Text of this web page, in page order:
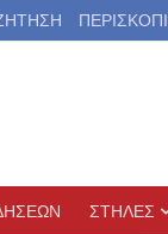
ΣΤΗΛΕΣ